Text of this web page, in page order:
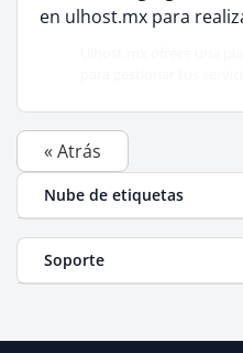
en ulhost.mx para
« Atrás
Nube de etiquetas
Soporte